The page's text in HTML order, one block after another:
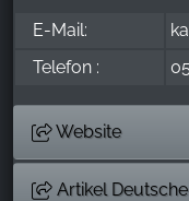
E-Mail:
Telefon :
Website
Artikel